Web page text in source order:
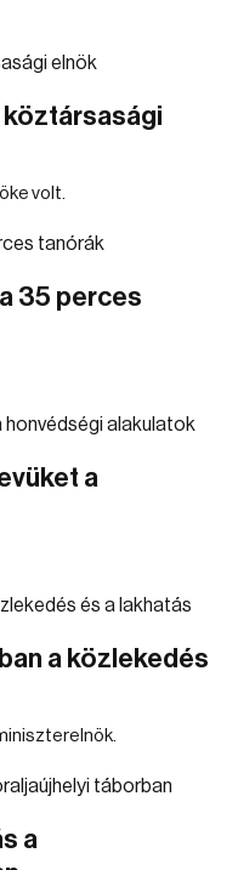
köztársasági
volt.
35 perces
a
a közlekedés
a